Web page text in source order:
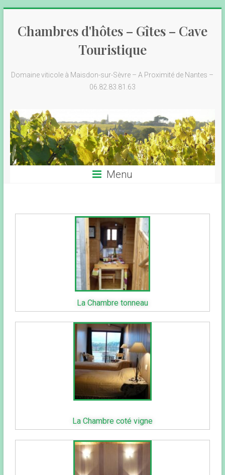
Chambres d'hôtes – Gîtes – Cave
Touristique
Domaine viticole à Maisdon-sur-Sèvre – A Proximité de Nantes –
06.82.83.81.63
Menu
La Chambre tonneau
La Chambre coté vigne